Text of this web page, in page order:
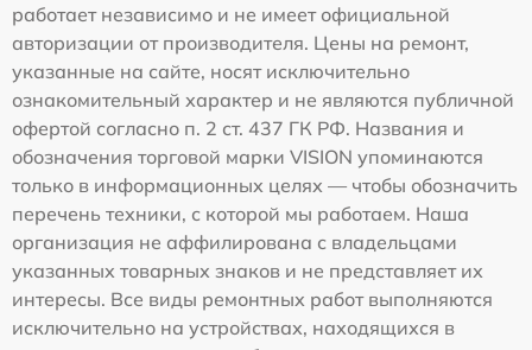
работает независимо и не имеет официальной
авторизации от производителя. Цены на ремонт,
указанные на сайте, носят исключительно
ознакомительный характер и не являются публичной
офертой согласно п. 2 ст. 437 ГК РФ. Названия и
обозначения торговой марки VISION упоминаются
только в информационных целях — чтобы обозначить
перечень техники, с которой мы работаем. Наша
организация не аффилирована с владельцами
указанных товарных знаков и не представляет их
интересы. Все виды ремонтных работ выполняются
исключительно на устройствах, находящихся в